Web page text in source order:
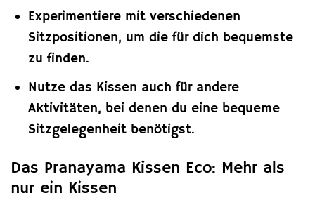
Experimentiere mit verschiedenen
Sitzpositionen, um die für dich bequemste
zu finden.
Nutze das Kissen auch für andere
Aktivitäten, bei denen du eine bequeme
Sitzgelegenheit benötigst.
Das Pranayama Kissen Eco: Mehr als
nur ein Kissen